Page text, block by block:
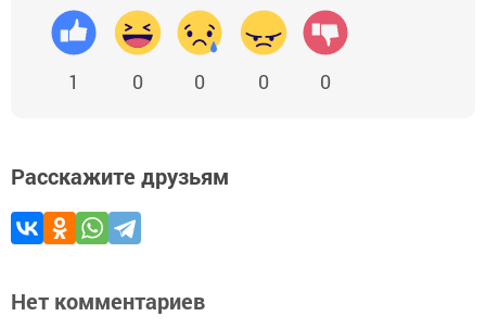
1 0 0 0 0
Расскажите друзьям
Нет комментариев